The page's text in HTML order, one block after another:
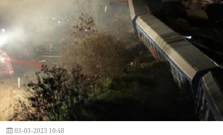
03-03-2023 10:48